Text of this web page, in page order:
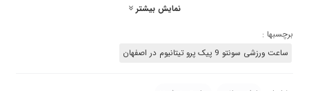
می‌دهد. همچنین، شرکت سازنده رابط کاربری آن را به‌طور کامل بازطراحی کرده است
نمایش بیشتر
برچسبها :
ساعت ورزشی سونتو 9 پیک پرو تیتانیوم در اصفهان